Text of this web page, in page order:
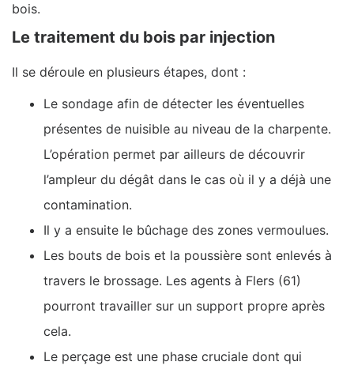
bois.
Le traitement du bois par injection
Il se déroule en plusieurs étapes, dont :
Le sondage afin de détecter les éventuelles
présentes de nuisible au niveau de la charpente.
L’opération permet par ailleurs de découvrir
l’ampleur du dégât dans le cas où il y a déjà une
contamination.
Il y a ensuite le bûchage des zones vermoulues.
Les bouts de bois et la poussière sont enlevés à
travers le brossage. Les agents à Flers (61)
pourront travailler sur un support propre après
cela.
Le perçage est une phase cruciale dont qui